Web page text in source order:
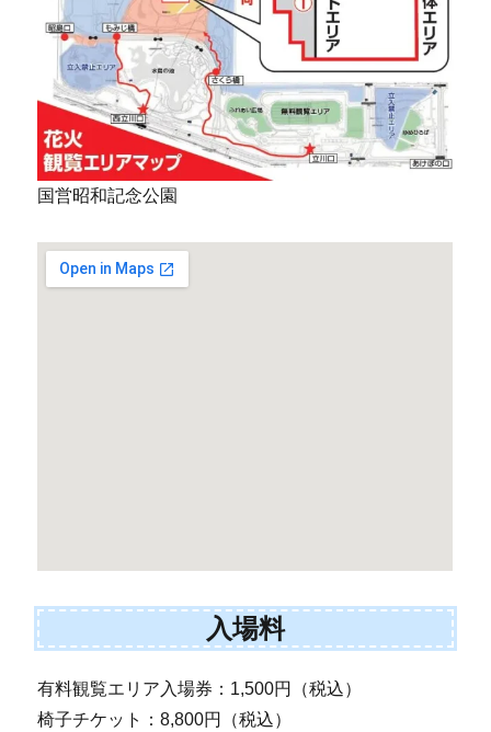
国営昭和記念公園
入場料
有料観覧エリア入場券：1,500円（税込）
椅子チケット：8,800円（税込）